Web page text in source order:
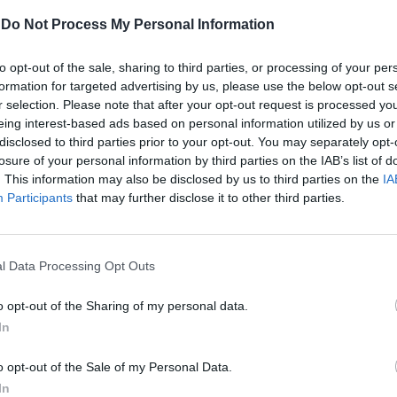
Do Not Process My Personal Information
opt-out of the sale, sharing to third parties, or processing of your
for targeted advertising by us, please use the below opt-out
selection. Please note that after your opt-out request is processed
interest-based ads based on personal information utilized by us
to third parties prior to your opt-out. You may separately
of your personal information by third parties on the IAB’s list of
This information may also be disclosed by us to third parties on the
Participants that may further disclose it to other third parties.
Data Processing Opt Outs
opt-out of the Sharing of my personal data.
opt-out of the Sale of my Personal Data.
ad aprire il tavolo della trattativa.
coincidenza che il sito appartenga
procuratore Jansen), ha chiesto scusa
chiarendo di non voler andare sul
sulla situazione numerica in generale.
per primi sul campo di
proprio qualche minuto prima che un
avesse comunicato all'olandese la
dichiarazioni ritenute lesive nei
di accogliere il vice campione del
verrà decisa secondo le regole di
scambio di prestiti, se ne parlerà
a Milano per risolvere la situazione,
la possibilità con altri club: ieri ha
Rudy Giuliani a Come States?
Trump, Meloni e la strategia
americana